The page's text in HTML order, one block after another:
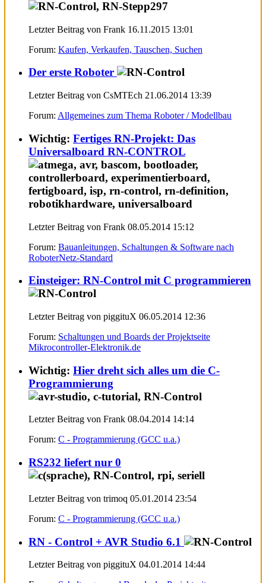
Letzter Beitrag von Frank 16.11.2015 13:01
Forum: Kaufen, Verkaufen, Tauschen, Suchen
Der erste Roboter
Letzter Beitrag von CsMTEch 21.06.2014 13:39
Forum: Allgemeines zum Thema Roboter / Modellbau
Wichtig: Fertiges RN-Projekt: Das
Universalboard RN-CONTROL
Letzter Beitrag von Frank 08.05.2014 15:12
Forum: Bauanleitungen, Schaltungen & Software nach
RoboterNetz-Standard
Einsteiger: RN-Control mit C programmieren
Letzter Beitrag von piggituX 06.05.2014 12:36
Forum: Schaltungen und Boards der Projektseite
Mikrocontroller-Elektronik.de
Wichtig: Hier dreht sich alles um die C-
Programmierung
Letzter Beitrag von Frank 08.04.2014 14:14
Forum: C - Programmierung (GCC u.a.)
RS232 liefert nur 0
Letzter Beitrag von trimoq 05.01.2014 23:54
Forum: C - Programmierung (GCC u.a.)
RN - Control + AVR Studio 6.1
Letzter Beitrag von piggituX 04.01.2014 14:44